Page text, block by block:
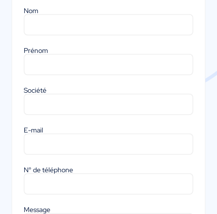
Nom
Prénom
Société
E-mail
N° de téléphone
Message